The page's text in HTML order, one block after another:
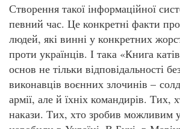
Створення такої інформаційної
певний час. Це конкретні факти
людей, які винні у конкретних
проти українців. І така «Книга
основ не тільки відповідальності
виконавців воєнних злочинів –
армії, але й їхніх командирів. Тих,
накази. Тих, хто зробив можливим